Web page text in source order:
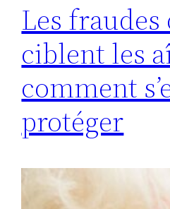
Les
ciblent les
comment
protéger